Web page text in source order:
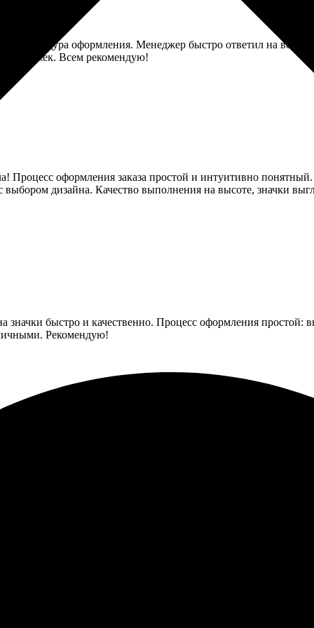
процедура оформления. Менеджер быстро ответил на
задержек. Всем рекомендую!
Процесс оформления заказа простой и интуитивно
выбором дизайна. Качество выполнения на высоте, значки
быстро и качественно. Процесс оформления простой:
Рекомендую!
легкий процесс оформления. Все очень понятно и
Никаких нареканий, все замечательно! Теперь буду
Заказал значки и остался доволен качеством. Все сделано
Значки получились яркими и аккуратными. Рекомендую